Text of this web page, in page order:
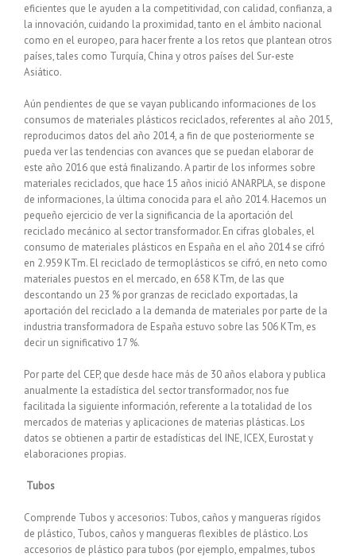
eficientes que le ayuden a la competitividad, con calidad, confianza, a
la innovación, cuidando la proximidad, tanto en el ámbito nacional
como en el europeo, para hacer frente a los retos que plantean otros
países, tales como Turquía, China y otros países del Sur-este
Asiático.
Aún pendientes de que se vayan publicando informaciones de los
consumos de materiales plásticos reciclados, referentes al año 2015,
reproducimos datos del año 2014, a fin de que posteriormente se
pueda ver las tendencias con avances que se puedan elaborar de
este año 2016 que está finalizando. A partir de los informes sobre
materiales reciclados, que hace 15 años inició ANARPLA, se dispone
de informaciones, la última conocida para el año 2014. Hacemos un
pequeño ejercicio de ver la significancia de la aportación del
reciclado mecánico al sector transformador. En cifras globales, el
consumo de materiales plásticos en España en el año 2014 se cifró
en 2.959 KTm. El reciclado de termoplásticos se cifró, en neto como
materiales puestos en el mercado, en 658 KTm, de las que
descontando un 23 % por granzas de reciclado exportadas, la
aportación del reciclado a la demanda de materiales por parte de la
industria transformadora de España estuvo sobre las 506 KTm, es
decir un significativo 17 %.
Por parte del CEP, que desde hace más de 30 años elabora y publica
anualmente la estadística del sector transformador, nos fue
facilitada la siguiente información, referente a la totalidad de los
mercados de materias y aplicaciones de materias plásticas. Los
datos se obtienen a partir de estadísticas del INE, ICEX, Eurostat y
elaboraciones propias.
Tubos
Comprende Tubos y accesorios: Tubos, caños y mangueras rígidos
de plástico, Tubos, caños y mangueras flexibles de plástico. Los
accesorios de plástico para tubos (por ejemplo, empalmes, tubos